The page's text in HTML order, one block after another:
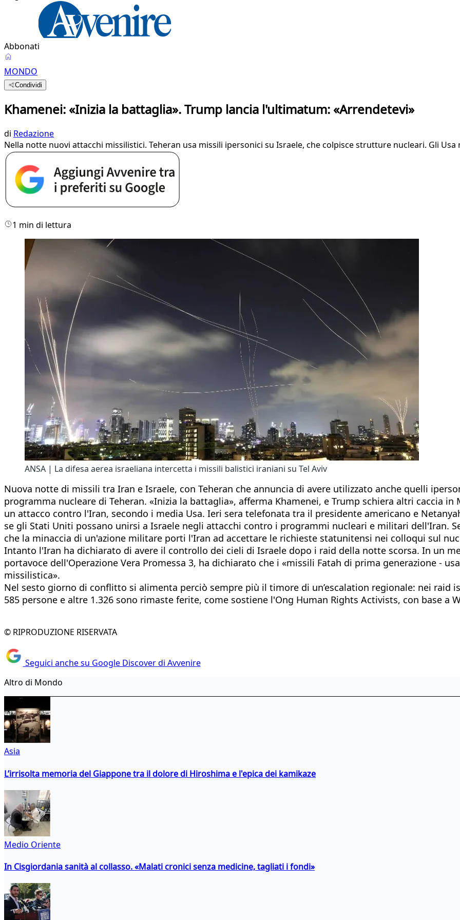
Abbonati
MONDO
Condividi
Khamenei: «Inizia la battaglia». Trump lancia l'ultimatum: «Arrendetevi»
di Redazione
Nella notte nuovi attacchi missilistici. Teheran usa missili ipersonici su Israele, che colpisce strutture nucleari. Gli
1 min di lettura
ANSA | La difesa aerea israeliana intercetta i missili balistici iraniani su Tel Aviv
Nuova notte di missili tra Iran e Israele, con Teheran che annuncia di avere utilizzato anche quelli
programma nucleare di Teheran. «Inizia la battaglia», afferma Khamenei, e Trump schiera altri caccia
un attacco contro l'Iran, secondo i media Usa. Ieri sera telefonata tra il presidente americano e
se gli Stati Uniti possano unirsi a Israele negli attacchi contro i programmi nucleari e militari dell'Iran.
che la minaccia di un'azione militare porti l'Iran ad accettare le richieste statunitensi nei colloqui sul
Intanto l'Iran ha dichiarato di avere il controllo dei cieli di Israele dopo i raid della notte scorsa. In un
portavoce dell'Operazione Vera Promessa 3, ha dichiarato che i «missili Fatah di prima generazione -
missilistica».
Nel sesto giorno di conflitto si alimenta perciò sempre più il timore di un’escalation regionale: nei
585 persone e altre 1.326 sono rimaste ferite, come sostiene l'Ong Human Rights Activists, con base a
© RIPRODUZIONE RISERVATA
Seguici anche su Google Discover di Avvenire
Altro di Mondo
Asia
L’irrisolta memoria del Giappone tra il dolore di Hiroshima e l'epica dei kamikaze
Medio Oriente
In Cisgiordania sanità al collasso. «Malati cronici senza medicine, tagliati i fondi»